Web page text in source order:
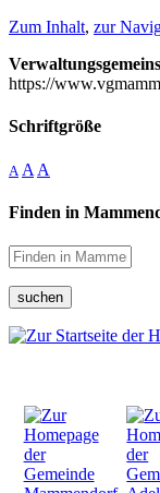
Zum Inhalt, zur
https://
Schriftgröße
A A A
Finden in
suchen